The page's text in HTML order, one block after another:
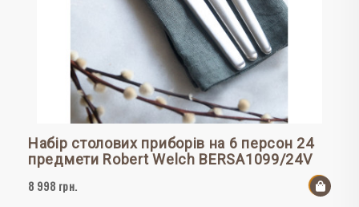
Набір столових приборів на 6 персон 24
предмети Robert Welch BERSA1099/24V
8 998 грн.
До